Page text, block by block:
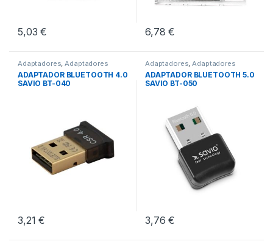
5,03€ 6,78€
Adaptadores,Adaptadores
Bluetooth, Conectividad
ADAPTADOR BLUETOOTH 4.0
SAVIO BT-040
3,21€
Adaptadores,Adaptadores
Bluetooth, Conectividad
ADAPTADOR BLUETOOTH 5.0
SAVIO BT-050
3,76€